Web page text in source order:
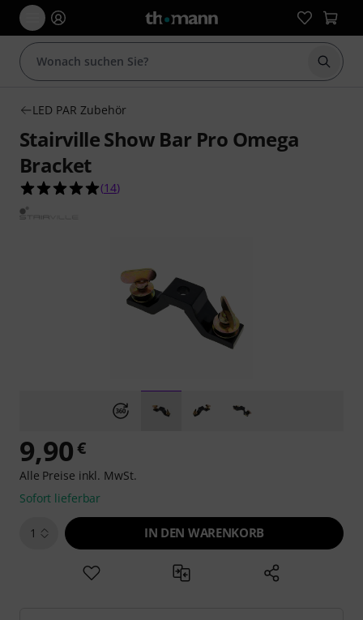
Suche
LED PAR Zubehör
Stairville Show Bar Pro Omega
Bracket
5.0 von 5 Sternen aus 14 Kundenbewertungen
(14)
9,90€
Alle Preise inkl. MwSt.
Sofort lieferbar
1 IN DEN WARENKORB